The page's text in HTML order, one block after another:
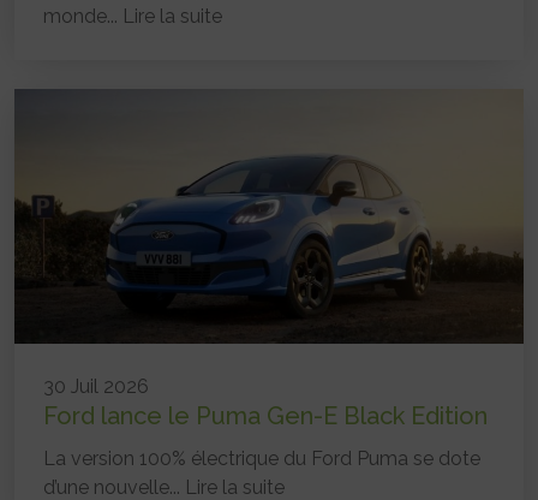
monde... Lire la suite
30 Juil 2026
Ford lance le Puma Gen-E Black Edition
La version 100% électrique du Ford Puma se dote
d’une nouvelle... Lire la suite